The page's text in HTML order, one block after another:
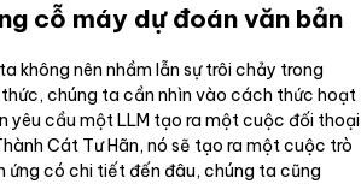
cỗ máy dự đoán văn bản
không nên nhầm lẫn sự trôi chảy trong
chúng ta cần nhìn vào cách thức hoạt
yêu cầu một LLM tạo ra một cuộc đối thoại
Cát Tư Hãn, nó sẽ tạo ra một cuộc trò
ứng có chi tiết đến đâu, chúng ta cũng